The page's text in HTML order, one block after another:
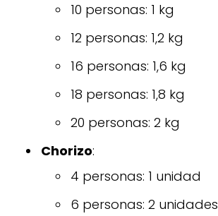
10 personas: 1 kg
12 personas: 1,2 kg
16 personas: 1,6 kg
18 personas: 1,8 kg
20 personas: 2 kg
Chorizo:
4 personas: 1 unidad
6 personas: 2 unidades